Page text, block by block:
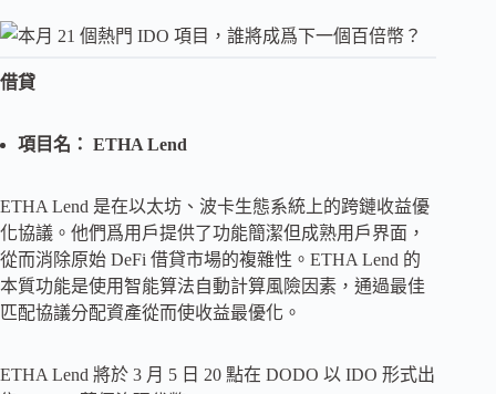
借貸
項目名： ETHA Lend
ETHA Lend 是在以太坊、波卡生態系統上的跨鏈收益優
化協議。他們爲用戶提供了功能簡潔但成熟用戶界面，
從而消除原始 DeFi 借貸市場的複雜性。ETHA Lend 的
本質功能是使用智能算法自動計算風險因素，通過最佳
匹配協議分配資產從而使收益最優化。
ETHA Lend 將於 3 月 5 日 20 點在 DODO 以 IDO 形式出